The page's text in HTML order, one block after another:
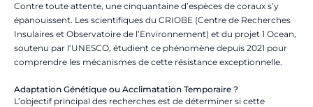
Contre toute attente, une cinquantaine d’espèces de coraux s’y
épanouissent. Les scientifiques du CRIOBE (Centre de Recherches
Insulaires et Observatoire de l’Environnement) et du projet 1 Ocean,
soutenu par l’UNESCO, étudient ce phénomène depuis 2021 pour
comprendre les mécanismes de cette résistance exceptionnelle.
Adaptation Génétique ou Acclimatation Temporaire ?
L’objectif principal des recherches est de déterminer si cette